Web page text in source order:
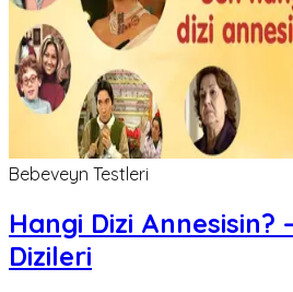
Bebeveyn Testleri
Hangi Dizi Annesisin?
Dizileri